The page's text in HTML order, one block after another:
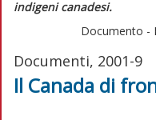
indigeni canadesi.
Documento -
Documenti, 2001-9
Il Canada di